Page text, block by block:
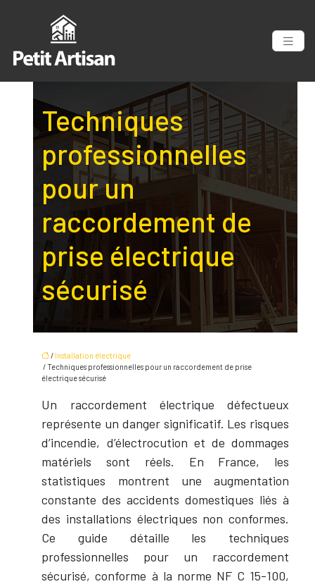
Techniques
professionnelles
pour un
raccordement de
prise électrique
sécurisé
/ Installation électrique
/ Techniques professionnelles pour un raccordement de prise
électrique sécurisé
Un raccordement électrique défectueux
représente un danger significatif. Les risques
d’incendie, d’électrocution et de dommages
matériels sont réels. En France, les
statistiques montrent une augmentation
constante des accidents domestiques liés à
des installations électriques non conformes.
Ce guide détaille les techniques
professionnelles pour un raccordement
sécurisé, conforme à la norme NF C 15-100,